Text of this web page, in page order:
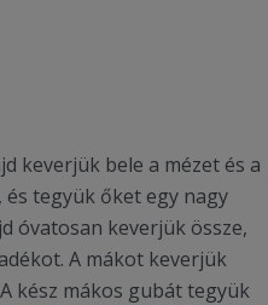
keverjük bele a mézet és a
tegyük őket egy nagy
óvatosan keverjük össze,
A mákot keverjük
kész mákos gubát tegyük